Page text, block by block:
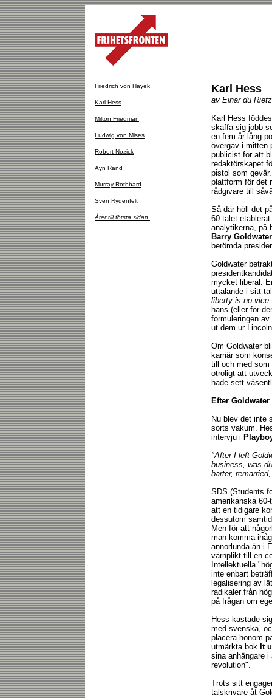
Friedrich von Hayek
Karl Hess
Milton Friedman
Ludwig von Mises
Robert Nozick
Ayn Rand
Murray Rothbard
Sven Rydenfelt
Åter till första sidan.
Karl Hess
av Einar du Rietz
Karl Hess
skaffa sig jobb
en fem år lång
övergav i mitten
publicist för att
redaktörskapet
pistol som
plattform för det
rådgivare till
Så där höll det
60-talet
analytikerna, på
Barry Goldwater
berömda
Goldwater
mycket liberal.
uttalande i sitt
liberty is no
hans (eller för
formuleringen
ut dem ur
Om Goldwater
karriär som
till och med som
otroligt att
hade sett
Efter Goldwater
Nu blev det inte
sorts vakum.
intervju i
"After I left
business, was
barter,
SDS (Students
amerikanska
att en tidigare
dessutom
Men för att
man komma
annorlunda än i
värnplikt till en
Intellektuella
inte enbart
legalisering av
radikaler från
på frågan om
Hess kastade
med svenska,
placera honom
utmärkta bok It
sina anhängare
revolution".
Trots sitt
talskrivare åt